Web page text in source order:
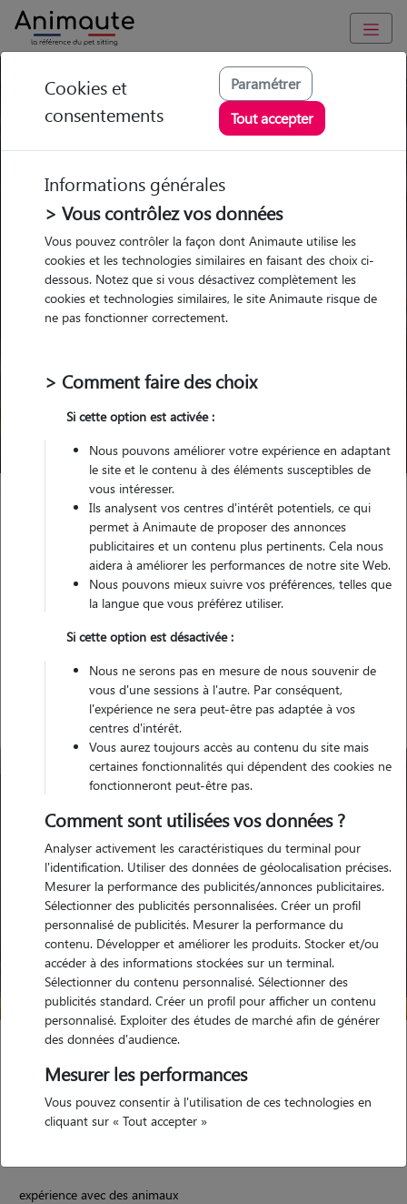
Trouvez votre gardien idéal !
Garde
chez le Pet Sitter
Garde
chez le Pet Sitter Visites
Visites
Pour quel animal ?
Trouver mon Pet Sitter
Garde animaux France
Bourgogne-Franche-Comte
L' Isle-sur-le-Doubs
Nos promeneurs à L' Isle-sur-le-
Doubs
MEDIERE 25250
maison
expérience avec des animaux
Cookies et
consentements
Paramétrer
Tout accepter
Informations générales
> Vous contrôlez vos données
Vous pouvez contrôler la façon dont Animaute utilise les
cookies et les technologies similaires en faisant des choix ci-
dessous. Notez que si vous désactivez complètement les
cookies et technologies similaires, le site Animaute risque de
ne pas fonctionner correctement.
> Comment faire des choix
Si cette option est activée :
Nous pouvons améliorer votre expérience en adaptant
le site et le contenu à des éléments susceptibles de
vous intéresser.
Ils analysent vos centres d'intérêt potentiels, ce qui
permet à Animaute de proposer des annonces
publicitaires et un contenu plus pertinents. Cela nous
aidera à améliorer les performances de notre site Web.
Nous pouvons mieux suivre vos préférences, telles que
la langue que vous préférez utiliser.
Si cette option est désactivée :
Nous ne serons pas en mesure de nous souvenir de
vous d'une sessions à l'autre. Par conséquent,
l'expérience ne sera peut-être pas adaptée à vos
centres d'intérêt.
Vous aurez toujours accès au contenu du site mais
certaines fonctionnalités qui dépendent des cookies ne
fonctionneront peut-être pas.
Comment sont utilisées vos données ?
Analyser activement les caractéristiques du terminal pour
l'identification. Utiliser des données de géolocalisation précises.
Mesurer la performance des publicités/annonces publicitaires.
Sélectionner des publicités personnalisées. Créer un profil
personnalisé de publicités. Mesurer la performance du
contenu. Développer et améliorer les produits. Stocker et/ou
accéder à des informations stockées sur un terminal.
Sélectionner du contenu personnalisé. Sélectionner des
publicités standard. Créer un profil pour afficher un contenu
personnalisé. Exploiter des études de marché afin de générer
des données d'audience.
Mesurer les performances
Vous pouvez consentir à l'utilisation de ces technologies en
cliquant sur « Tout accepter »